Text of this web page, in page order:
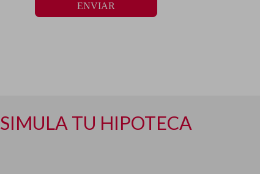
ENVIAR
SIMULA TU HIPOTECA